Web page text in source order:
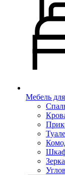
Мебель